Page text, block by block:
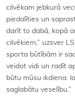
cilvēkam jebkurā
piedalīties un
darīt to dabā, kopā
cilvēkiem,” uzsver
sporta būtībām ir
veidot vidi un radīt
būtu mūsu ikdiena:
saglabātu veselību.”